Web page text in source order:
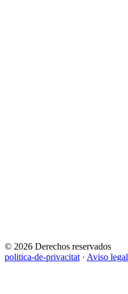
© 2026 Derechos reservados
politica-de-privacitat · Aviso legal